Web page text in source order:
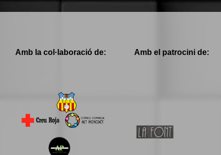
Amb la col·laboració de: Amb el patrocini de: